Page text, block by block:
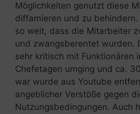
Möglichkeiten genutzt diese
diffamieren und zu behindern.
so weit, dass die Mitarbeiter
und zwangsberentet wurden.
sehr kritisch mit Funktionären
Chefetagen umging und ca.
war wurde aus Youtube
angeblicher Verstöße gegen
Nutzungsbedingungen. Auch